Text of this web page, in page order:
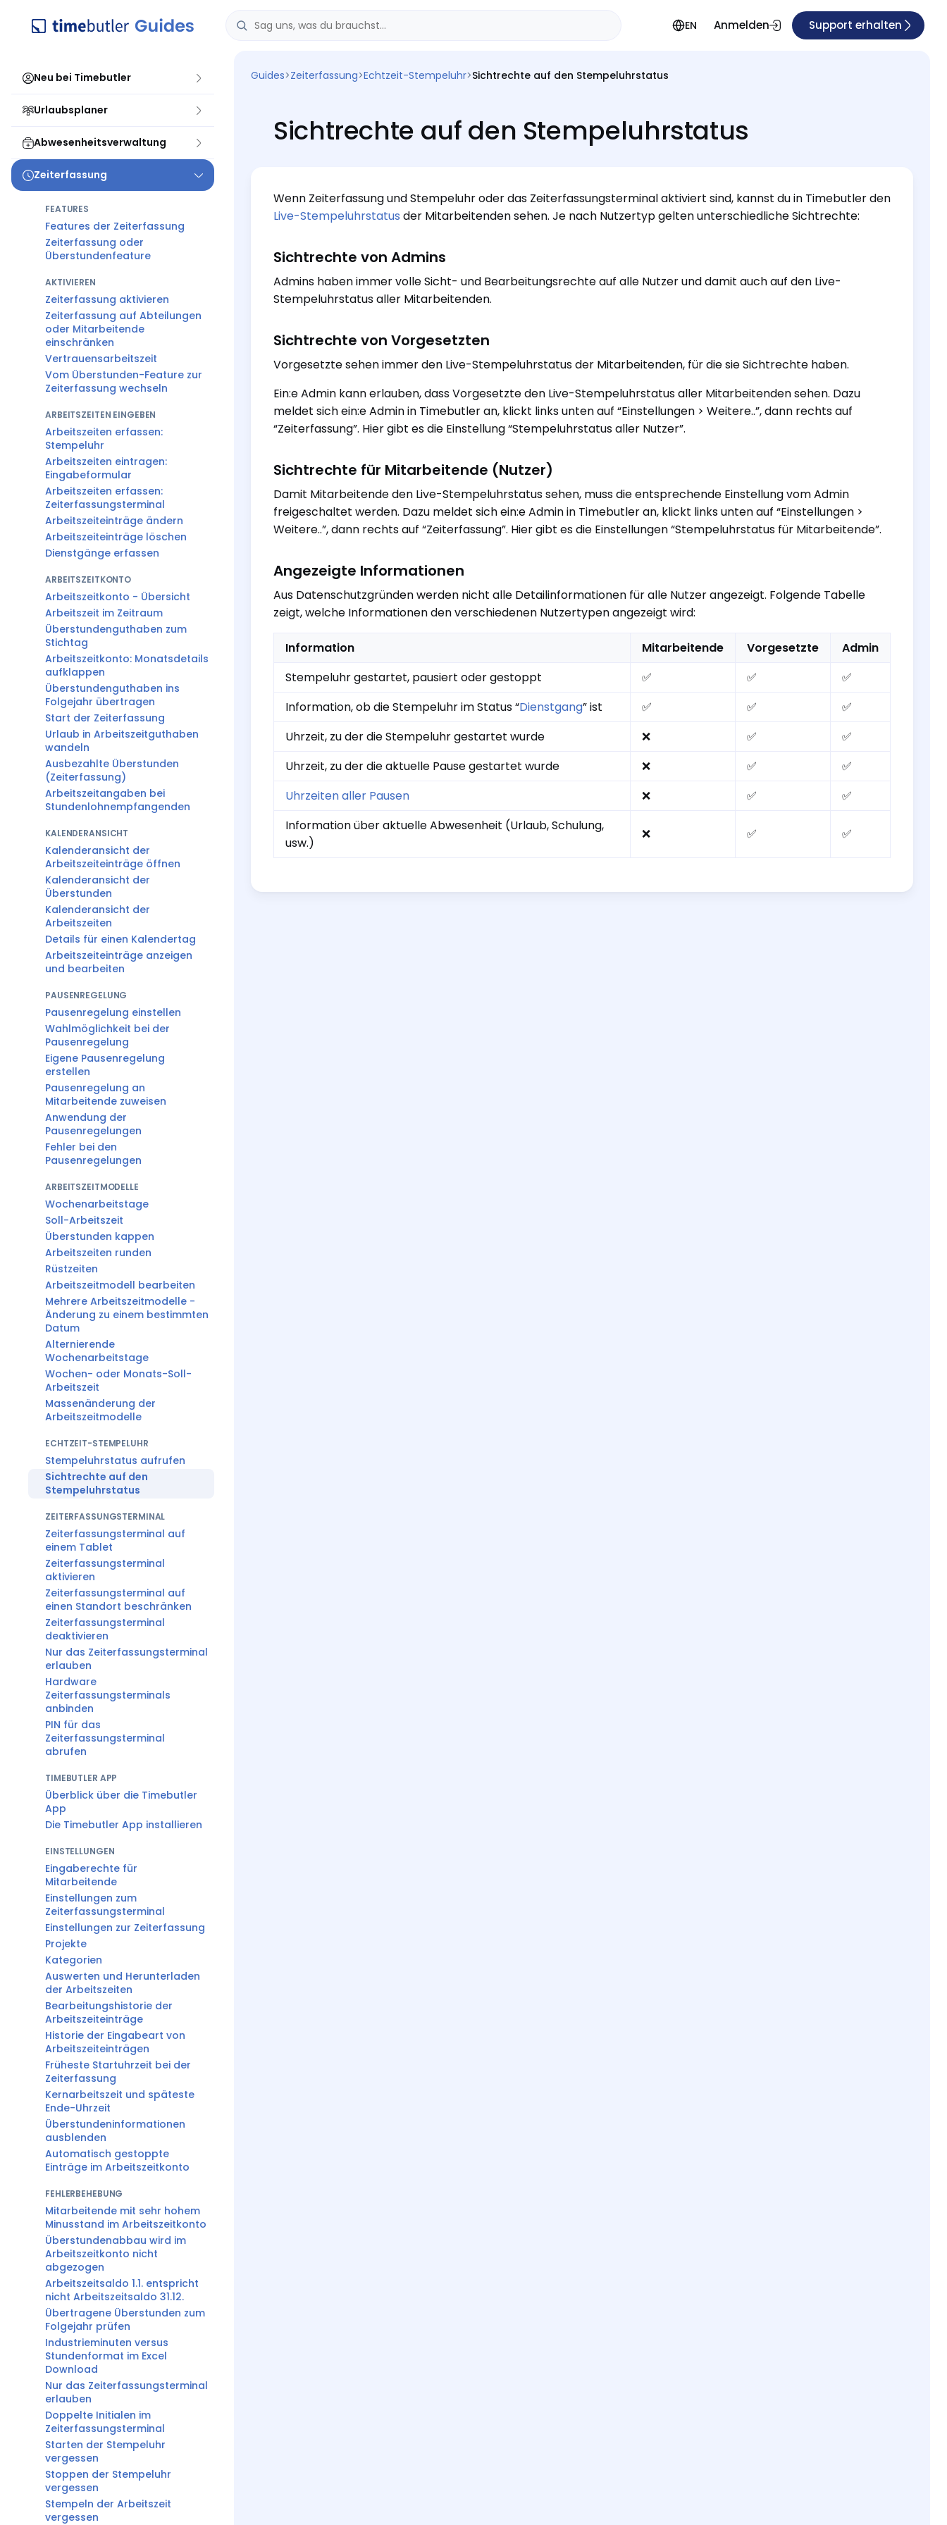
EN Anmelden Support erhalten
Neu bei Timebutler
Urlaubsplaner
Abwesenheitsverwaltung
Zeiterfassung
FEATURES
Features der Zeiterfassung
Zeiterfassung oder
Überstundenfeature
AKTIVIEREN
Zeiterfassung aktivieren
Zeiterfassung auf Abteilungen
oder Mitarbeitende
einschränken
Vertrauensarbeitszeit
Vom Überstunden-Feature zur
Zeiterfassung wechseln
ARBEITSZEITEN EINGEBEN
Arbeitszeiten erfassen:
Stempeluhr
Arbeitszeiten eintragen:
Eingabeformular
Arbeitszeiten erfassen:
Zeiterfassungsterminal
Arbeitszeiteinträge ändern
Arbeitszeiteinträge löschen
Dienstgänge erfassen
ARBEITSZEITKONTO
Arbeitszeitkonto - Übersicht
Arbeitszeit im Zeitraum
Überstundenguthaben zum
Stichtag
Arbeitszeitkonto: Monatsdetails
aufklappen
Überstundenguthaben ins
Folgejahr übertragen
Start der Zeiterfassung
Urlaub in Arbeitszeitguthaben
wandeln
Ausbezahlte Überstunden
(Zeiterfassung)
Arbeitszeitangaben bei
Stundenlohnempfangenden
KALENDERANSICHT
Kalenderansicht der
Arbeitszeiteinträge öffnen
Kalenderansicht der
Überstunden
Kalenderansicht der
Arbeitszeiten
Details für einen Kalendertag
Arbeitszeiteinträge anzeigen
und bearbeiten
PAUSENREGELUNG
Pausenregelung einstellen
Wahlmöglichkeit bei der
Pausenregelung
Eigene Pausenregelung
erstellen
Pausenregelung an
Mitarbeitende zuweisen
Anwendung der
Pausenregelungen
Fehler bei den
Pausenregelungen
ARBEITSZEITMODELLE
Wochenarbeitstage
Soll-Arbeitszeit
Überstunden kappen
Arbeitszeiten runden
Rüstzeiten
Arbeitszeitmodell bearbeiten
Mehrere Arbeitszeitmodelle -
Änderung zu einem bestimmten
Datum
Alternierende
Wochenarbeitstage
Wochen- oder Monats-Soll-
Arbeitszeit
Massenänderung der
Arbeitszeitmodelle
ECHTZEIT-STEMPELUHR
Stempeluhrstatus aufrufen
Sichtrechte auf den
Stempeluhrstatus
ZEITERFASSUNGSTERMINAL
Zeiterfassungsterminal auf
einem Tablet
Zeiterfassungsterminal
aktivieren
Zeiterfassungsterminal auf
einen Standort beschränken
Zeiterfassungsterminal
deaktivieren
Nur das Zeiterfassungsterminal
erlauben
Hardware
Zeiterfassungsterminals
anbinden
PIN für das
Zeiterfassungsterminal
abrufen
TIMEBUTLER APP
Überblick über die Timebutler
App
Die Timebutler App installieren
EINSTELLUNGEN
Eingaberechte für
Mitarbeitende
Einstellungen zum
Zeiterfassungsterminal
Einstellungen zur Zeiterfassung
Projekte
Kategorien
Auswerten und Herunterladen
der Arbeitszeiten
Bearbeitungshistorie der
Arbeitszeiteinträge
Historie der Eingabeart von
Arbeitszeiteinträgen
Früheste Startuhrzeit bei der
Zeiterfassung
Kernarbeitszeit und späteste
Ende-Uhrzeit
Überstundeninformationen
ausblenden
Automatisch gestoppte
Einträge im Arbeitszeitkonto
FEHLERBEHEBUNG
Mitarbeitende mit sehr hohem
Minusstand im Arbeitszeitkonto
Überstundenabbau wird im
Arbeitszeitkonto nicht
abgezogen
Arbeitszeitsaldo 1.1. entspricht
nicht Arbeitszeitsaldo 31.12.
Übertragene Überstunden zum
Folgejahr prüfen
Industrieminuten versus
Stundenformat im Excel
Download
Nur das Zeiterfassungsterminal
erlauben
Doppelte Initialen im
Zeiterfassungsterminal
Starten der Stempeluhr
vergessen
Stoppen der Stempeluhr
vergessen
Stempeln der Arbeitszeit
vergessen
Guides>Zeiterfassung>Echtzeit-Stempeluhr>Sichtrechte auf den Stempeluhrstatus
Sichtrechte auf den Stempeluhrstatus
Wenn Zeiterfassung und Stempeluhr oder das Zeiterfassungsterminal aktiviert sind, kannst du in Timebutler den
Live-Stempeluhrstatus der Mitarbeitenden sehen. Je nach Nutzertyp gelten unterschiedliche Sichtrechte:
Sichtrechte von Admins
Admins haben immer volle Sicht- und Bearbeitungsrechte auf alle Nutzer und damit auch auf den Live-
Stempeluhrstatus aller Mitarbeitenden.
Sichtrechte von Vorgesetzten
Vorgesetzte sehen immer den Live-Stempeluhrstatus der Mitarbeitenden, für die sie Sichtrechte haben.
Ein:e Admin kann erlauben, dass Vorgesetzte den Live-Stempeluhrstatus aller Mitarbeitenden sehen. Dazu
meldet sich ein:e Admin in Timebutler an, klickt links unten auf “Einstellungen > Weitere..”, dann rechts auf
“Zeiterfassung”. Hier gibt es die Einstellung “Stempeluhrstatus aller Nutzer”.
Sichtrechte für Mitarbeitende (Nutzer)
Damit Mitarbeitende den Live-Stempeluhrstatus sehen, muss die entsprechende Einstellung vom Admin
freigeschaltet werden. Dazu meldet sich ein:e Admin in Timebutler an, klickt links unten auf “Einstellungen >
Weitere..”, dann rechts auf “Zeiterfassung”. Hier gibt es die Einstellungen “Stempeluhrstatus für Mitarbeitende”.
Angezeigte Informationen
Aus Datenschutzgründen werden nicht alle Detailinformationen für alle Nutzer angezeigt. Folgende Tabelle
zeigt, welche Informationen den verschiedenen Nutzertypen angezeigt wird:
Information Mitarbeitende Vorgesetzte
Admin
Stempeluhr gestartet, pausiert oder gestoppt
✅ ✅
✅
Information, ob die Stempeluhr im Status “Dienstgang” ist ✅ ✅
✅
Uhrzeit, zu der die Stempeluhr gestartet wurde
❌ ✅
✅
Uhrzeit, zu der die aktuelle Pause gestartet wurde
❌ ✅
✅
Uhrzeiten aller Pausen
❌ ✅
✅
Information über aktuelle Abwesenheit (Urlaub, Schulung,
usw.)
❌ ✅ ✅